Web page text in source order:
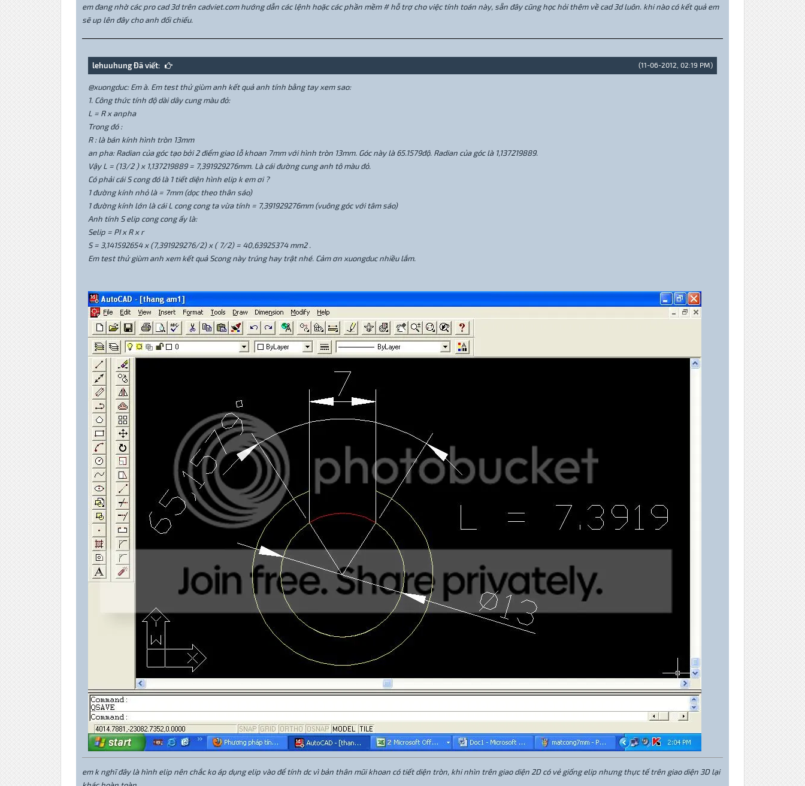
em đang nhờ các pro cad 3d trên cadviet.com hướng dẫn các lệnh hoặc các phần mềm # hỗ trợ cho việc tính toán này, sẵn đây cũng học hỏi thêm về cad 3d luôn. khi nào có kết quả em
sẽ up lên đây cho anh đối chiếu.
(11-06-2012, 02:19 PM)
lehuuhung Đã viết:
@xuongduc: Em à. Em test thử giùm anh kết quả anh tính bằng tay xem sao:
1. Công thức tính độ dài dây cung màu đỏ:
L = R x anpha
Trong đó :
R : là bán kính hình tròn 13mm
an pha: Radian của góc tạo bởi 2 điểm giao lỗ khoan 7mm với hình tròn 13mm. Góc này là 65.1579độ. Radian của góc là 1,137219889.
Vậy L = (13/2 ) x 1,137219889 = 7,391929276mm. Là cái đường cung anh tô màu đỏ.
Có phải cái S cong đó là 1 tiết diện hình elip k em ơi ?
1 đường kính nhỏ là = 7mm (dọc theo thân sáo)
1 đường kính lớn là cái L cong cong ta vừa tính = 7,391929276mm (vuông góc với tâm sáo)
Anh tính S elip cong cong ấy là:
Selip = PI x R x r
S = 3,141592654 x (7,391929276/2) x ( 7/2) = 40,63925374 mm2 .
Em test thử giùm anh xem kết quả Scong này trúng hay trật nhé. Cảm ơn xuongduc nhiều lắm.
em k nghĩ đây là hình elip nên chắc ko áp dụng elip vào để tính dc vì bản thân mũi khoan có tiết diện tròn, khi nhìn trên giao diện 2D có vẻ giống elip nhưng thực tế trên giao diện 3D lại